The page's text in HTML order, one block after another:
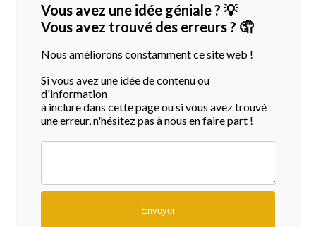
Vous avez une idée géniale ? 💡
Vous avez trouvé des erreurs ? 🤦
Nous améliorons constamment ce site web !
Si vous avez une idée de contenu ou
d'information
à inclure dans cette page ou si vous avez trouvé
une erreur, n'hésitez pas à nous en faire part !